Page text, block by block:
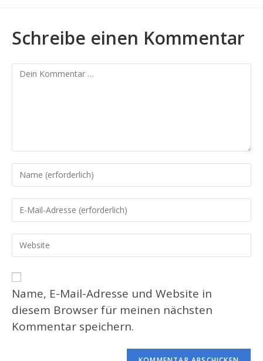
Schreibe einen Kommentar
Kommentar
Gib
deinen
Namen
oder
Benutzernamen
ein
Gib
deine
E-
Mail-
Adresse
zum
Kommentieren
ein
Gib
deine
Website-
URL
ein
(optional)
Name, E-Mail-Adresse und Website in
diesem Browser für meinen nächsten
Kommentar speichern.